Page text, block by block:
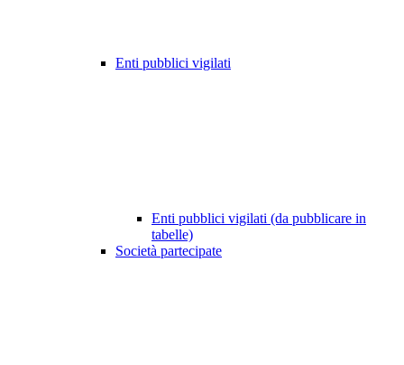
Enti pubblici vigilati
Enti pubblici vigilati (da pubblicare in
tabelle)
Società partecipate